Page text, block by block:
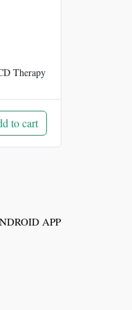
Therapy
to cart
APP